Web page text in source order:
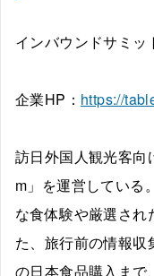
インバウンドサミッ
企業HP： https://
訪⽇外国⼈観光客
m」を運営している
な食体験や厳選され
た、旅行前の情報
の日本食品購入まで